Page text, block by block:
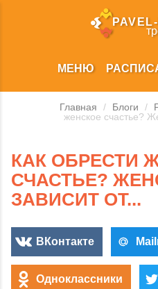
МЕНЮ
Главная / Блоги /
женское счастье?
КАК ОБРЕСТИ
СЧАСТЬЕ?
ЗАВИСИТ ОТ...
ВКонтакте
Одноклассники